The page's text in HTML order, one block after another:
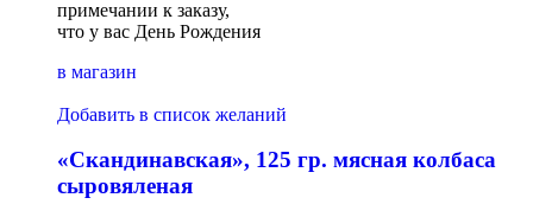
примечании к заказу,
что у вас День Рождения
в магазин
Добавить в список желаний
«Скандинавская», 125 гр. мясная колбаса
сыровяленая